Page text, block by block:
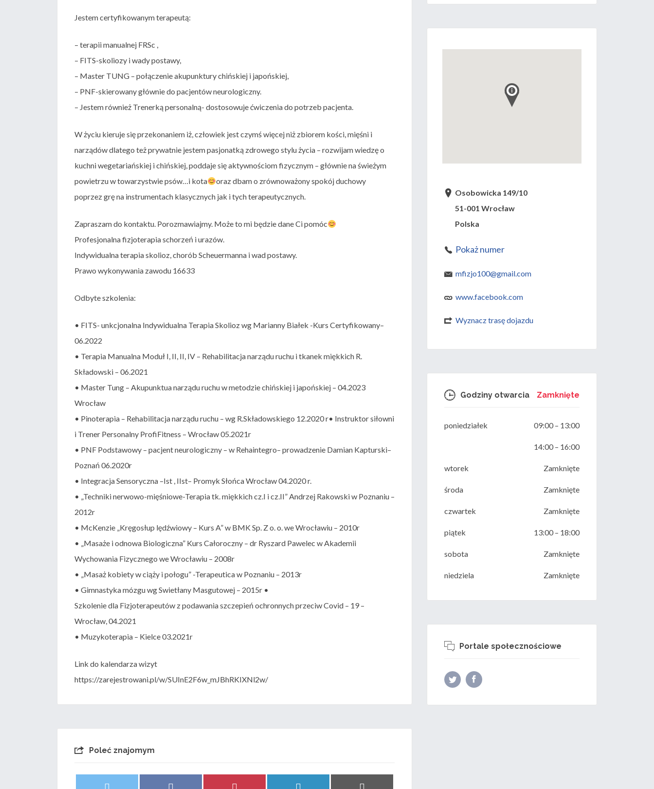
Jestem certyfikowanym terapeutą:
– terapii manualnej FRSc ,
– FITS-skoliozy i wady postawy,
– Master TUNG – połączenie akupunktury chińskiej i japońskiej,
– PNF-skierowany głównie do pacjentów neurologiczny.
– Jestem również Trenerką personalną- dostosowuje ćwiczenia do potrzeb pacjenta.
W życiu kieruje się przekonaniem iż, człowiek jest czymś więcej niż zbiorem kości, mięśni i
narządów dlatego też prywatnie jestem pasjonatką zdrowego stylu życia – rozwijam wiedzę o
kuchni wegetariańskiej i chińskiej, poddaje się aktywnościom fizycznym – głównie na świeżym
powietrzu w towarzystwie psów…i kota
oraz dbam o zrównoważony spokój duchowy
poprzez grę na instrumentach klasycznych jak i tych terapeutycznych.
Zapraszam do kontaktu. Porozmawiajmy. Może to mi będzie dane Ci pomóc
Profesjonalna fizjoterapia schorzeń i urazów.
Indywidualna terapia skolioz, chorób Scheuermanna i wad postawy.
Prawo wykonywania zawodu 16633
Odbyte szkolenia:
• FITS- unkcjonalna Indywidualna Terapia Skolioz wg Marianny Białek -Kurs Certyfikowany–
06.2022
• Terapia Manualna Moduł I, II, II, IV – Rehabilitacja narządu ruchu i tkanek miękkich R.
Składowski – 06.2021
• Master Tung – Akupunktua narządu ruchu w metodzie chińskiej i japońskiej – 04.2023
Wrocław
• Pinoterapia – Rehabilitacja narządu ruchu – wg R.Składowskiego 12.2020 r• Instruktor siłowni
i Trener Personalny ProfiFitness – Wrocław 05.2021r
• PNF Podstawowy – pacjent neurologiczny – w Rehaintegro– prowadzenie Damian Kapturski–
Poznań 06.2020r
• Integracja Sensoryczna –Ist , IIst– Promyk Słońca Wrocław 04.2020 r.
• „Techniki nerwowo-mięśniowe-Terapia tk. miękkich cz.I i cz.II” Andrzej Rakowski w Poznaniu –
2012r
• McKenzie „Kręgosłup lędźwiowy – Kurs A” w BMK Sp. Z o. o. we Wrocławiu – 2010r
• „Masaże i odnowa Biologiczna” Kurs Całoroczny – dr Ryszard Pawelec w Akademii
Wychowania Fizycznego we Wrocławiu – 2008r
• „Masaż kobiety w ciąży i połogu” -Terapeutica w Poznaniu – 2013r
• Gimnastyka mózgu wg Swietłany Masgutowej – 2015r •
Szkolenie dla Fizjoterapeutów z podawania szczepień ochronnych przeciw Covid – 19 –
Wrocław, 04.2021
• Muzykoterapia – Kielce 03.2021r
Link do kalendarza wizyt
https://zarejestrowani.pl/w/SUInE2F6w_mJBhRKIXNl2w/
Poleć znajomym
Osobowicka 149/10
51-001 Wrocław
Polska
Pokaż numer
mfizjo100@gmail.com
www.facebook.com
Wyznacz trasę dojazdu
Godziny otwarcia Zamknięte
poniedziałek 09:00 – 13:00
14:00 – 16:00
wtorek Zamknięte
środa Zamknięte
czwartek Zamknięte
piątek 13:00 – 18:00
sobota Zamknięte
niedziela Zamknięte
Portale społecznościowe